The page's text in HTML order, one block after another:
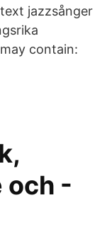
jazzsånger
contain:
och -